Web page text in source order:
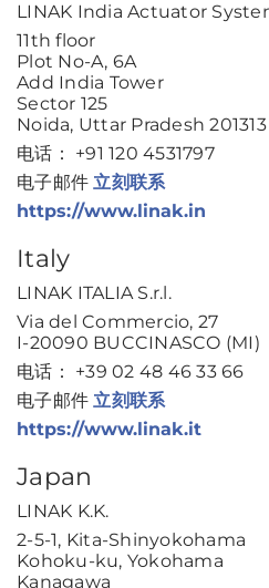
LINAK India Actuator
11th floor
Plot No-A, 6A
Add India Tower
Sector 125
Noida, Uttar Pradesh 201313
电话： +91 120 4531797
电子邮件立刻联系
https://www.linak.in
Italy
LINAK ITALIA S.r.l.
Via del Commercio, 27
I-20090 BUCCINASCO (MI)
电话： +39 02 48 46 33 66
电子邮件立刻联系
https://www.linak.it
Japan
LINAK K.K.
2-5-1, Kita-Shinyokohama
Kohoku-ku, Yokohama
Kanagawa